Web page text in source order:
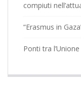
compiuti
“Erasmus in
Ponti tra